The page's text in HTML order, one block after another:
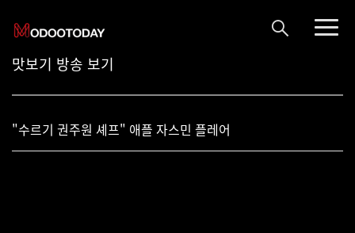
맛보기 방송 보기
"수르기 권주원 셰프" 애플 자스민 플레어